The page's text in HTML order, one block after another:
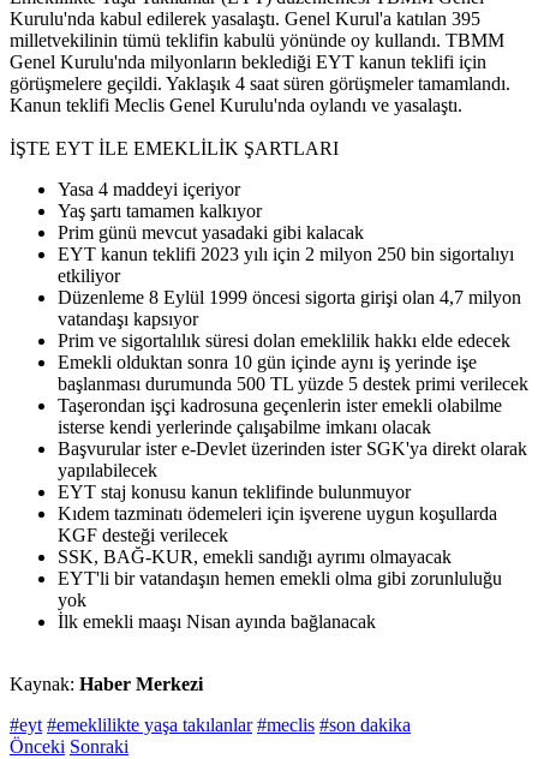
Kurulu'nda kabul edilerek yasalaştı. Genel Kurul'a katılan 395
milletvekilinin tümü teklifin kabulü yönünde oy kullandı. TBMM
Genel Kurulu'nda milyonların beklediği EYT kanun teklifi için
görüşmelere geçildi. Yaklaşık 4 saat süren görüşmeler tamamlandı.
Kanun teklifi Meclis Genel Kurulu'nda oylandı ve yasalaştı.
İŞTE EYT İLE EMEKLİLİK ŞARTLARI
Yasa 4 maddeyi içeriyor
Yaş şartı tamamen kalkıyor
Prim günü mevcut yasadaki gibi kalacak
EYT kanun teklifi 2023 yılı için 2 milyon 250 bin sigortalıyı
etkiliyor
Düzenleme 8 Eylül 1999 öncesi sigorta girişi olan 4,7 milyon
vatandaşı kapsıyor
Prim ve sigortalılık süresi dolan emeklilik hakkı elde edecek
Emekli olduktan sonra 10 gün içinde aynı iş yerinde işe
başlanması durumunda 500 TL yüzde 5 destek primi verilecek
Taşerondan işçi kadrosuna geçenlerin ister emekli olabilme
isterse kendi yerlerinde çalışabilme imkanı olacak
Başvurular ister e-Devlet üzerinden ister SGK'ya direkt olarak
yapılabilecek
EYT staj konusu kanun teklifinde bulunmuyor
Kıdem tazminatı ödemeleri için işverene uygun koşullarda
KGF desteği verilecek
SSK, BAĞ-KUR, emekli sandığı ayrımı olmayacak
EYT'li bir vatandaşın hemen emekli olma gibi zorunluluğu
yok
İlk emekli maaşı Nisan ayında bağlanacak
Kaynak: Haber Merkezi
#eyt #emeklilikte yaşa takılanlar #meclis #son dakika
Önceki Sonraki